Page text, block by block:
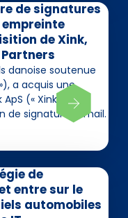
de signatures
de Xink,
danoise soutenue
a acquis une
(« Xink »),
de signatures email.
de
entre sur le
automobiles